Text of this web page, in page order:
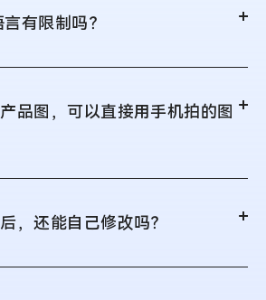
有限制吗？
品图，可以直接用手机拍的图
，还能自己修改吗？